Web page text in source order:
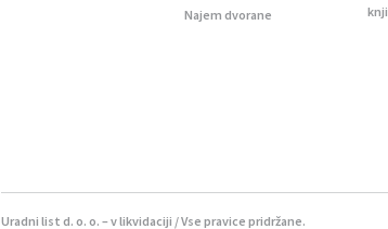
Najem dvorane
Uradni list d. o. o. – v likvidaciji / Vse pravice pridržane.